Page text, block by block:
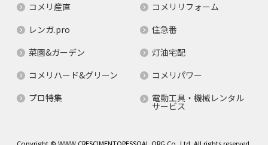
コメリ産直
コメリリフォーム
レンガ.pro
住急番
菜園&ガーデン
灯油宅配
コメリハード&グリーン
コメリパワー
プロ特集
電動工具・機械レンタル
サービス